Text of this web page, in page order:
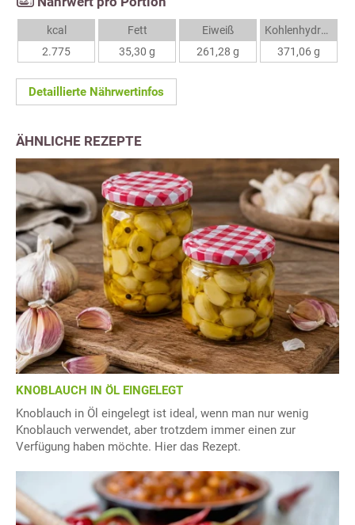
kcal
2.775
Fett
35,30 g
Eiweiß
261,28 g
Kohlenhydrate
371,06 g
Detaillierte Nährwertinfos
ÄHNLICHE REZEPTE
KNOBLAUCH IN ÖL EINGELEGT
Knoblauch in Öl eingelegt ist ideal, wenn man nur wenig
Knoblauch verwendet, aber trotzdem immer einen zur
Verfügung haben möchte. Hier das Rezept.